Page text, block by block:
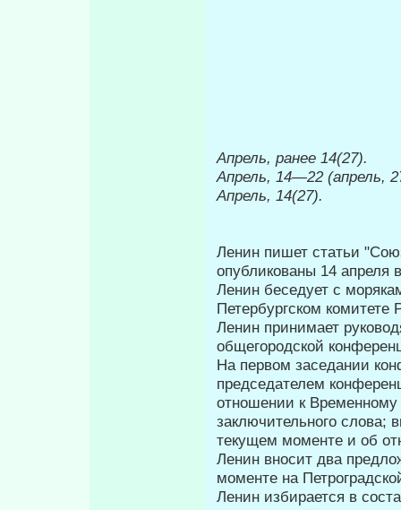
Апрель, ранее 14(27).
Апрель, 14—22 (апрель,
Апрель, 14(27).
Ленин пишет статьи
опубликованы 14 апреля
Ленин беседует с
Петербургском
Ленин принимает
общегородской
На первом заседании
председателем
отношении к Временному
заключительного слова;
текущем моменте и об
Ленин вносит два
моменте на
Ленин избирается в